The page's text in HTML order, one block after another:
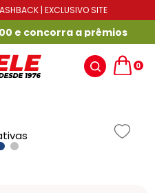
| EXCLUSIVO SITE
e concorra a prêmios
0